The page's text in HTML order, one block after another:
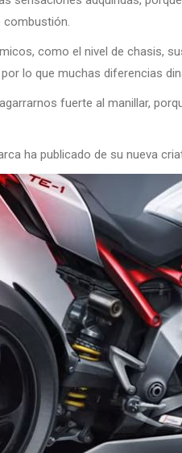
combustión.
como el nivel de chasis,
lo que muchas diferencias
fuerte al manillar,
ha publicado de su nueva